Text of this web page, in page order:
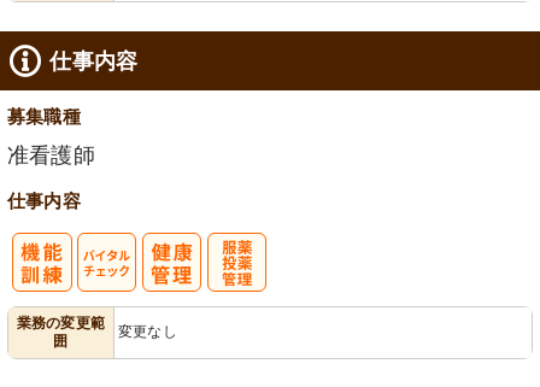
仕事内容
募集職種
准看護師
仕事内容
業務の変更範
囲
変更なし